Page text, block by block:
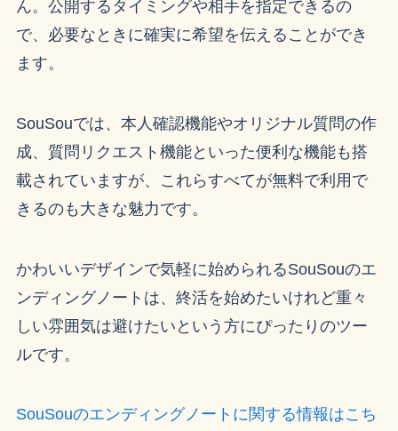
ん。公開するタイミングや相手を指定できるの
で、必要なときに確実に希望を伝えることができ
ます。
SouSouでは、本人確認機能やオリジナル質問の作
成、質問リクエスト機能といった便利な機能も搭
載されていますが、これらすべてが無料で利用で
きるのも大きな魅力です。
かわいいデザインで気軽に始められるSouSouのエ
ンディングノートは、終活を始めたいけれど重々
しい雰囲気は避けたいという方にぴったりのツー
ルです。
SouSouのエンディングノートに関する情報はこち